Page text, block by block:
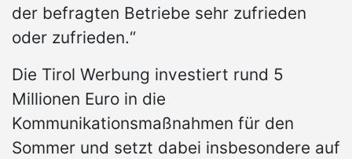
der befragten Betriebe sehr zufrieden
oder zufrieden.“
Die Tirol Werbung investiert rund 5
Millionen Euro in die
Kommunikationsmaßnahmen für den
Sommer und setzt dabei insbesondere auf